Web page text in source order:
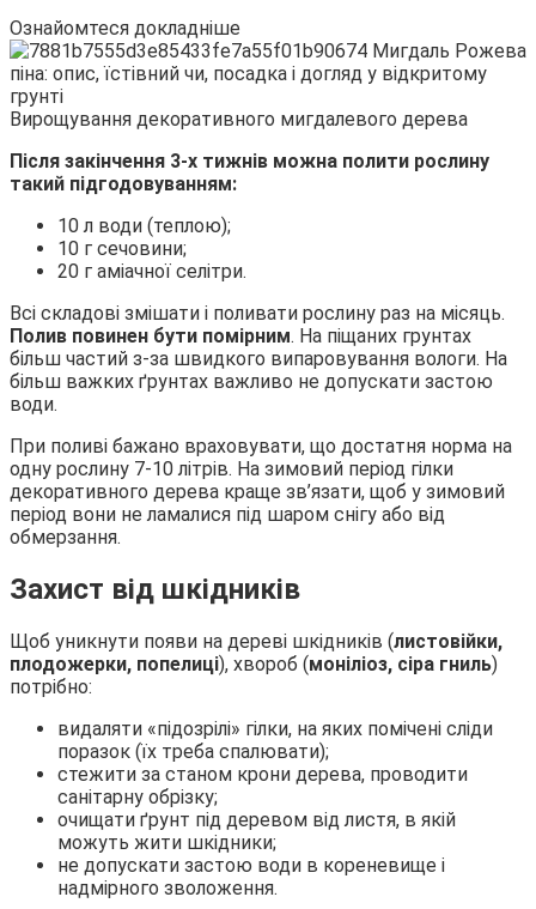
Ознайомтеся докладніше
Вирощування декоративного мигдалевого дерева
Після закінчення 3-х тижнів можна полити рослину
такий підгодовуванням:
10 л води (теплою);
10 г сечовини;
20 г аміачної селітри.
Всі складові змішати і поливати рослину раз на місяць.
Полив повинен бути помірним. На піщаних грунтах
більш частий з-за швидкого випаровування вологи. На
більш важких ґрунтах важливо не допускати застою
води.
При поливі бажано враховувати, що достатня норма на
одну рослину 7-10 літрів. На зимовий період гілки
декоративного дерева краще зв’язати, щоб у зимовий
період вони не ламалися під шаром снігу або від
обмерзання.
Захист від шкідників
Щоб уникнути появи на дереві шкідників (листовійки,
плодожерки, попелиці), хвороб (моніліоз, сіра гниль)
потрібно:
видаляти «підозрілі» гілки, на яких помічені сліди
поразок (їх треба спалювати);
стежити за станом крони дерева, проводити
санітарну обрізку;
очищати ґрунт під деревом від листя, в якій
можуть жити шкідники;
не допускати застою води в кореневище і
надмірного зволоження.